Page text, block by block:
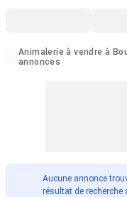
Animalerie à vendre à Bouzemmour : 13949
annonces
Aucune annonce
résultat de recherche